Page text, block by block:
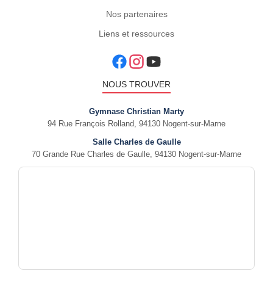
Nos partenaires
Liens et ressources
NOUS TROUVER
Gymnase Christian Marty
94 Rue François Rolland, 94130 Nogent-sur-Marne
Salle Charles de Gaulle
70 Grande Rue Charles de Gaulle, 94130 Nogent-sur-Marne